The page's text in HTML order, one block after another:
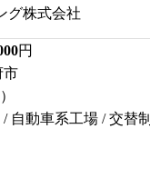
グ株式会社
円
市
自動車系工場 / 交替制